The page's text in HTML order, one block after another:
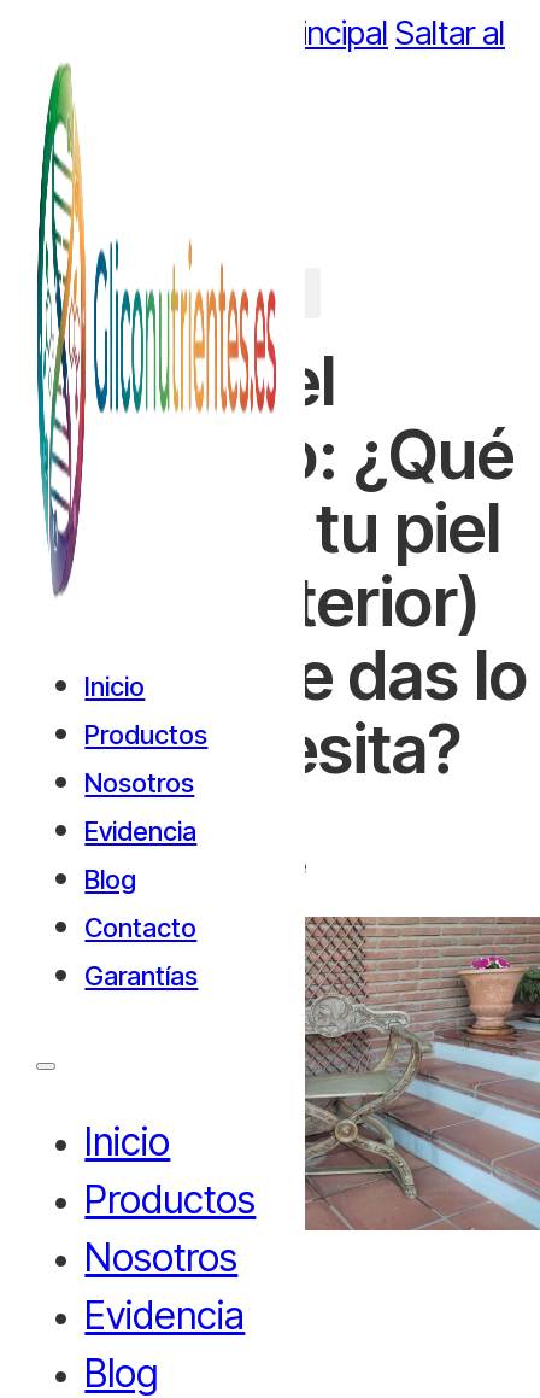
Saltar al contenido principal Saltar al
pie de página
Inicio
Productos
Nosotros
Evidencia
Blog
Contacto
Garantías
Inicio
Productos
Nosotros
Evidencia
Blog
Colágeno,Proteína
El reto del
colágeno: ¿Qué
le pasa a tu piel
(y a tu interior)
cuando le das lo
que necesita?
Maria Eva Farré